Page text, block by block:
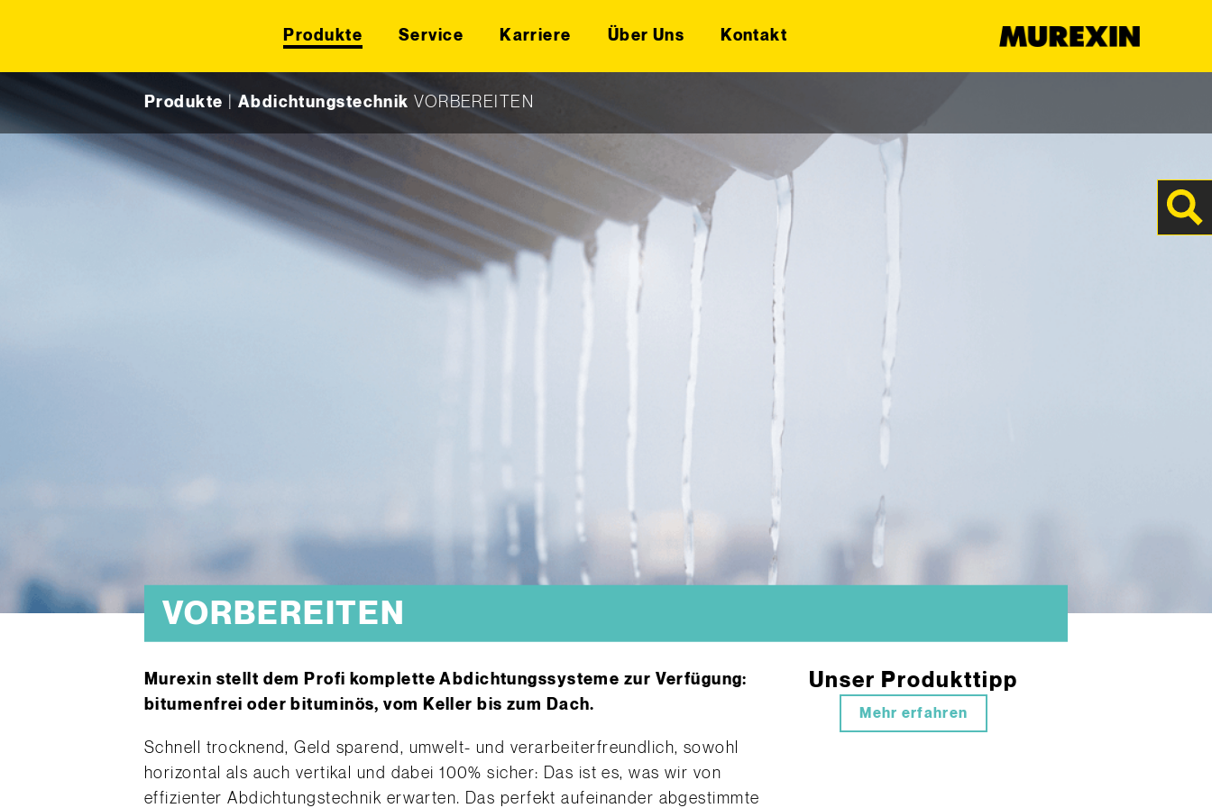
Skip to content
Produkte Service Karriere Über Uns Kontakt
Produkte |Abdichtungstechnik VORBEREITEN
VORBEREITEN
Murexin stellt dem Profi komplette Abdichtungssysteme zur Verfügung:
bitumenfrei oder bituminös, vom Keller bis zum Dach.
Schnell trocknend, Geld sparend, umwelt- und verarbeiterfreundlich, sowohl
horizontal als auch vertikal und dabei 100% sicher: Das ist es, was wir von
effizienter Abdichtungstechnik erwarten. Das perfekt aufeinander abgestimmte
Unser Produkttipp
Mehr erfahren